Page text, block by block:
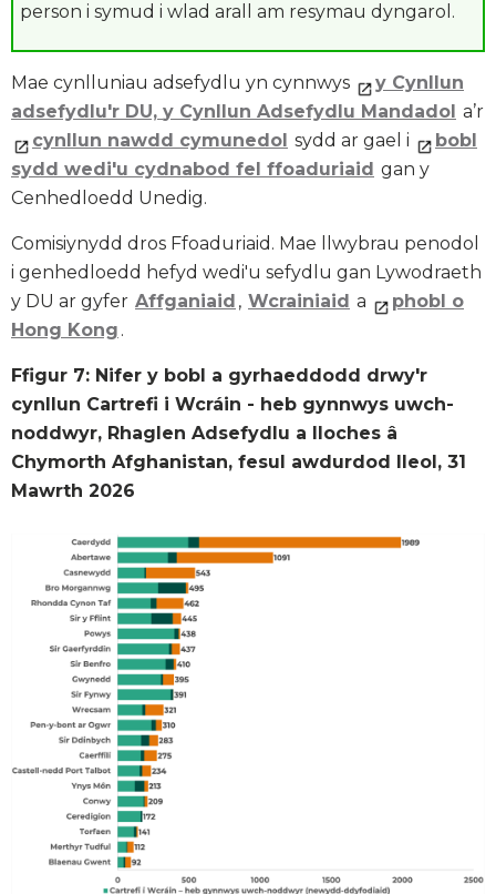
person i symud i wlad arall am resymau dyngarol.
Mae cynlluniau adsefydlu yn cynnwys
y Cynllun
adsefydlu'r DU, y Cynllun Adsefydlu Mandadol a’r
cynllun nawdd cymunedol sydd ar gael i
bobl
sydd wedi'u cydnabod fel ffoaduriaid gan y
Cenhedloedd Unedig.
Comisiynydd dros Ffoaduriaid. Mae llwybrau penodol
i genhedloedd hefyd wedi'u sefydlu gan Lywodraeth
y DU ar gyfer Affganiaid , Wcrainiaid a
phobl o
Hong Kong .
Ffigur 7: Nifer y bobl a gyrhaeddodd drwy'r
cynllun Cartrefi i Wcráin - heb gynnwys uwch-
noddwyr, Rhaglen Adsefydlu a lloches â
Chymorth Afghanistan, fesul awdurdod lleol, 31
Mawrth 2026